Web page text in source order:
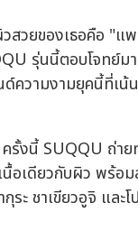
วยของเธอคือ "แ
รุ่นนี้ตอบโจทย์มา
ความงามยุคนี้ที่เน้
รั้งนี้ SUQQU ถ่า
อเดียวกับผิว พร้อ
ชาเขียวอูจิ และ